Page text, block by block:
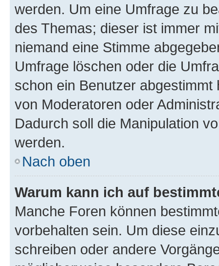
werden. Um eine Umfrage zu
des Themas; dieser ist immer
niemand eine Stimme
Umfrage löschen oder die
schon ein Benutzer
von Moderatoren oder
Dadurch soll die Manipulation
werden.
Nach oben
Warum kann ich auf
Manche Foren können
vorbehalten sein. Um diese
schreiben oder andere